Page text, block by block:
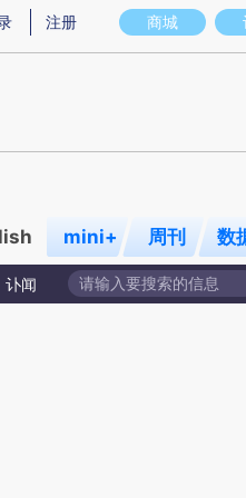
意图存在偏差。不代表财新观点和
商城
注册
mini+ 周刊 数
讣闻